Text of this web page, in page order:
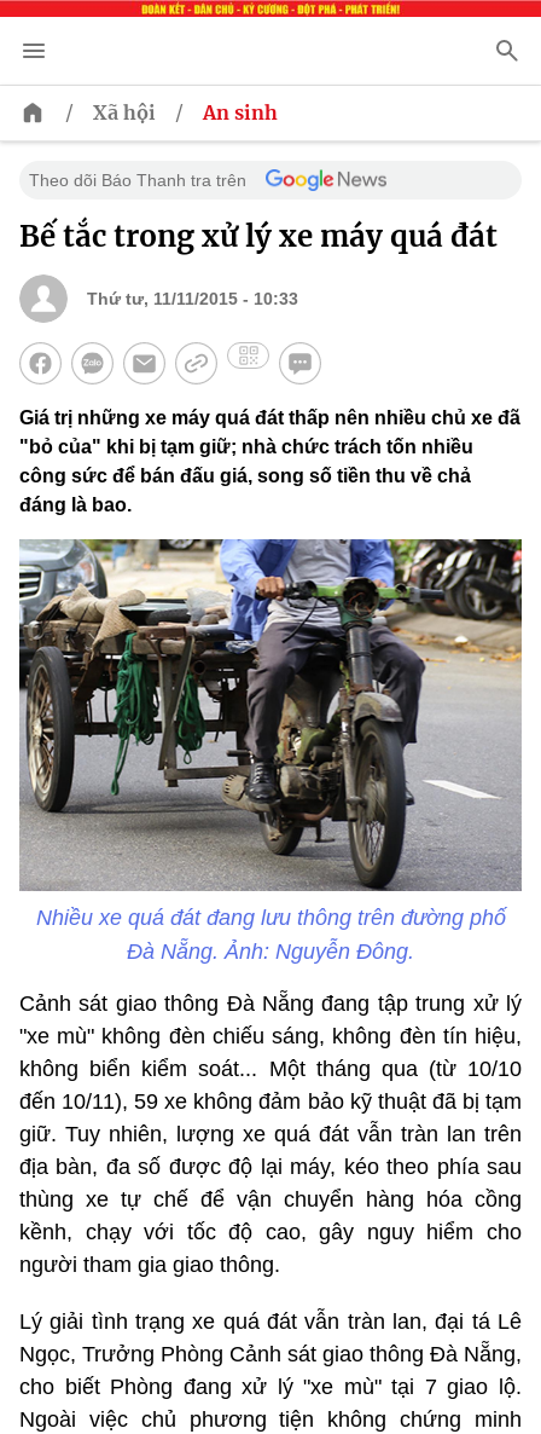
/ Xã hội / An sinh
Theo dõi Báo Thanh tra trên
Bế tắc trong xử lý xe máy quá đát
Thứ tư, 11/11/2015 - 10:33
Giá trị những xe máy quá đát thấp nên nhiều chủ xe đã
"bỏ của" khi bị tạm giữ; nhà chức trách tốn nhiều
công sức để bán đấu giá, song số tiền thu về chả
đáng là bao.
Nhiều xe quá đát đang lưu thông trên đường phố
Đà Nẵng. Ảnh: Nguyễn Đông.
Cảnh sát giao thông Đà Nẵng đang tập trung xử lý
"xe mù" không đèn chiếu sáng, không đèn tín hiệu,
không biển kiểm soát... Một tháng qua (từ 10/10
đến 10/11), 59 xe không đảm bảo kỹ thuật đã bị tạm
giữ. Tuy nhiên, lượng xe quá đát vẫn tràn lan trên
địa bàn, đa số được độ lại máy, kéo theo phía sau
thùng xe tự chế để vận chuyển hàng hóa cồng
kềnh, chạy với tốc độ cao, gây nguy hiểm cho
người tham gia giao thông.
Lý giải tình trạng xe quá đát vẫn tràn lan, đại tá Lê
Ngọc, Trưởng Phòng Cảnh sát giao thông Đà Nẵng,
cho biết Phòng đang xử lý "xe mù" tại 7 giao lộ.
Ngoài việc chủ phương tiện không chứng minh